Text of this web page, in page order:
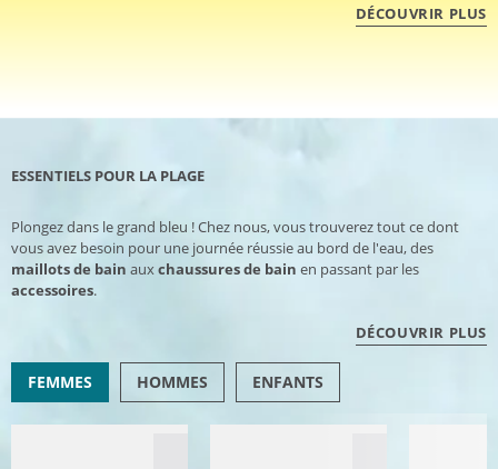
DÉCOUVRIR PLUS
ESSENTIELS POUR LA PLAGE
Plongez dans le grand bleu ! Chez nous, vous trouverez tout ce dont
vous avez besoin pour une journée réussie au bord de l'eau, des
maillots de bain auxchaussures de bain en passant par les
accessoires.
DÉCOUVRIR PLUS
FEMMES HOMMES ENFANTS